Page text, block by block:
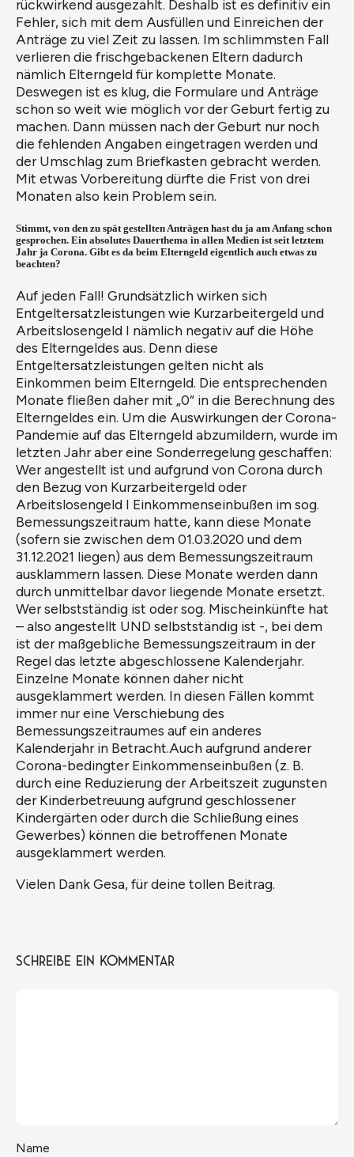
rückwirkend ausgezahlt. Deshalb ist es definitiv ein
Fehler, sich mit dem Ausfüllen und Einreichen der
Anträge zu viel Zeit zu lassen. Im schlimmsten Fall
verlieren die frischgebackenen Eltern dadurch
nämlich Elterngeld für komplette Monate.
Deswegen ist es klug, die Formulare und Anträge
schon so weit wie möglich vor der Geburt fertig zu
machen. Dann müssen nach der Geburt nur noch
die fehlenden Angaben eingetragen werden und
der Umschlag zum Briefkasten gebracht werden.
Mit etwas Vorbereitung dürfte die Frist von drei
Monaten also kein Problem sein.
Stimmt, von den zu spät gestellten Anträgen hast du ja am Anfang schon
gesprochen. Ein absolutes Dauerthema in allen Medien ist seit letztem
Jahr ja Corona. Gibt es da beim Elterngeld eigentlich auch etwas zu
beachten?
Auf jeden Fall! Grundsätzlich wirken sich
Entgeltersatzleistungen wie Kurzarbeitergeld und
Arbeitslosengeld I nämlich negativ auf die Höhe
des Elterngeldes aus. Denn diese
Entgeltersatzleistungen gelten nicht als
Einkommen beim Elterngeld. Die entsprechenden
Monate fließen daher mit „0“ in die Berechnung des
Elterngeldes ein. Um die Auswirkungen der Corona-
Pandemie auf das Elterngeld abzumildern, wurde im
letzten Jahr aber eine Sonderregelung geschaffen:
Wer angestellt ist und aufgrund von Corona durch
den Bezug von Kurzarbeitergeld oder
Arbeitslosengeld I Einkommenseinbußen im sog.
Bemessungszeitraum hatte, kann diese Monate
(sofern sie zwischen dem 01.03.2020 und dem
31.12.2021 liegen) aus dem Bemessungszeitraum
ausklammern lassen. Diese Monate werden dann
durch unmittelbar davor liegende Monate ersetzt.
Wer selbstständig ist oder sog. Mischeinkünfte hat
– also angestellt UND selbstständig ist -, bei dem
ist der maßgebliche Bemessungszeitraum in der
Regel das letzte abgeschlossene Kalenderjahr.
Einzelne Monate können daher nicht
ausgeklammert werden. In diesen Fällen kommt
immer nur eine Verschiebung des
Bemessungszeitraumes auf ein anderes
Kalenderjahr in Betracht.​Auch aufgrund anderer
Corona-bedingter Einkommenseinbußen (z. B.
durch eine Reduzierung der Arbeitszeit zugunsten
der Kinderbetreuung aufgrund geschlossener
Kindergärten oder durch die Schließung eines
Gewerbes) können die betroffenen Monate
ausgeklammert werden.
Vielen Dank Gesa, für deine tollen Beitrag.
Schreibe ein Kommentar
Name